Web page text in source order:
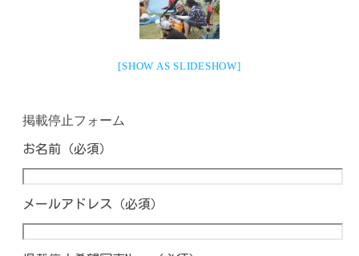
[SHOW AS SLIDESHOW]
掲載停止フォーム
お名前（必須）
メールアドレス（必須）